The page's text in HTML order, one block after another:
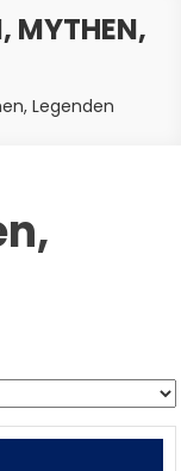
MYTHEN,
Legenden